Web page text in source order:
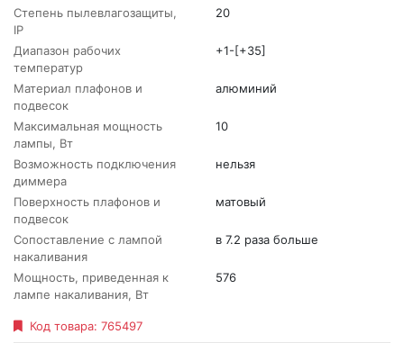
Степень пылевлагозащиты,
IP
20
Диапазон рабочих
температур
+1-[+35]
Материал плафонов и
подвесок
алюминий
Максимальная мощность
лампы, Вт
10
Возможность подключения
диммера
нельзя
Поверхность плафонов и
подвесок
матовый
Сопоставление с лампой
накаливания
в 7.2 раза больше
Мощность, приведенная к
лампе накаливания, Вт
576
Код товара: 765497